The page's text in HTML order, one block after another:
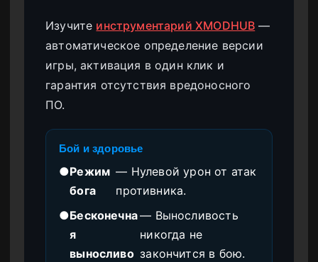
Изучите инструментарий XMODHUB —
автоматическое определение версии
игры, активация в один клик и
гарантия отсутствия вредоносного
ПО.
Бой и здоровье
●Режим
бога
— Нулевой урон от атак
противника.
●Бесконечна
я
выносливо
— Выносливость
никогда не
закончится в бою.